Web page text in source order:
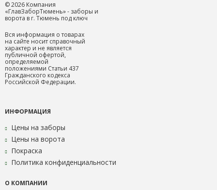
© 2026 Компания
«ГлавЗаборТюмень» - заборы и
ворота в г. Тюмень под ключ
Вся информация о товарах
на сайте носит справочный
характер и не является
публичной офертой,
определяемой
положениями Статьи 437
Гражданского кодекса
Российской Федерации.
ИНФОРМАЦИЯ
Цены на заборы
Цены на ворота
Покраска
Политика конфиденциальности
О КОМПАНИИ